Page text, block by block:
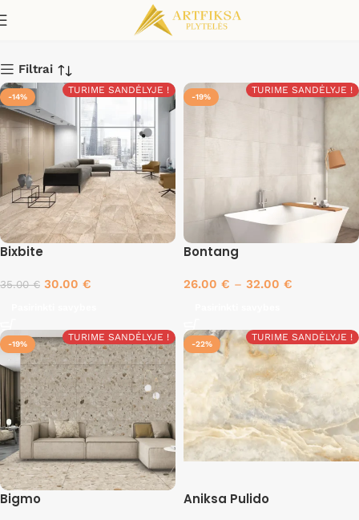
India
Filtrai
-14%
TURIME SANDĖLYJE !
Bixbite
35.00€ 30.00 €
-19%
TURIME SANDĖLYJE !
Bontang
26.00 € – 32.00 €
-19%
TURIME SANDĖLYJE !
Bigmo
-22%
TURIME SANDĖLYJE !
Aniksa Pulido